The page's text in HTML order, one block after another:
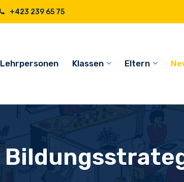
+423 239 65 75
Lehrpersonen Klassen Eltern